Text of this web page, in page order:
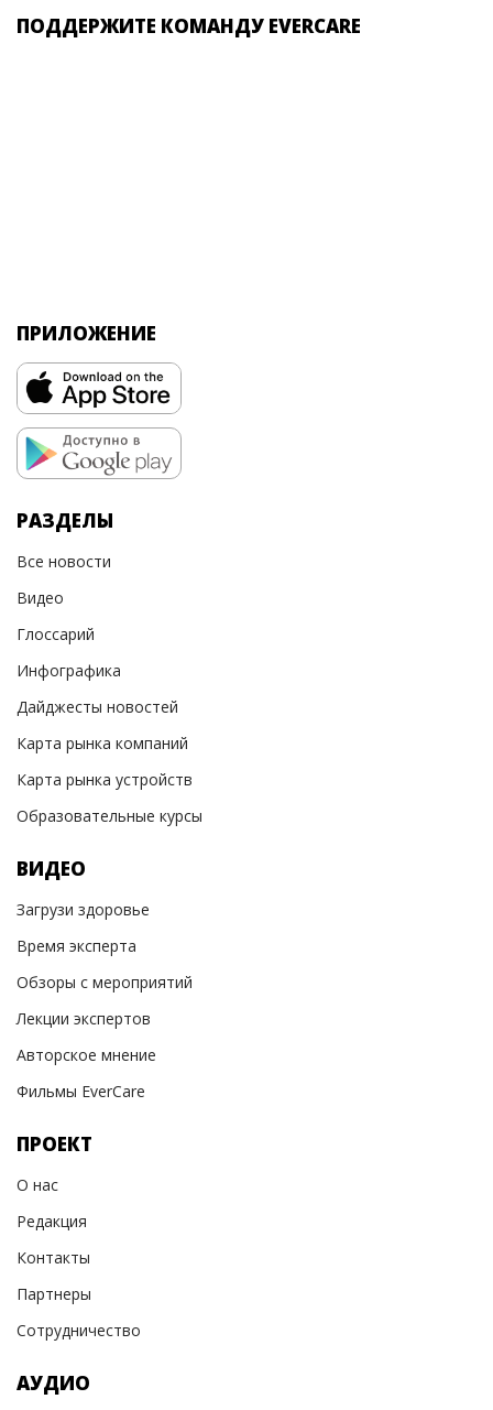
ПОДДЕРЖИТЕ КОМАНДУ EVERCARE
ПРИЛОЖЕНИЕ
РАЗДЕЛЫ
Все новости
Видео
Глоссарий
Инфографика
Дайджесты новостей
Карта рынка компаний
Карта рынка устройств
Образовательные курсы
ВИДЕО
Загрузи здоровье
Время эксперта
Обзоры с мероприятий
Лекции экспертов
Авторское мнение
Фильмы EverCare
ПРОЕКТ
О нас
Редакция
Контакты
Партнеры
Сотрудничество
АУДИО